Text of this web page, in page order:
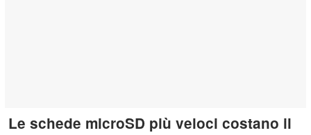
Le schede microSD più veloci costano il